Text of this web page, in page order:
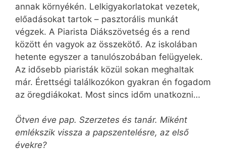
annak környékén. Lelkigyakorlatokat vezetek,
előadásokat tartok – pasztorális munkát
végzek. A Piarista Diákszövetség és a rend
között én vagyok az összekötő. Az iskolában
hetente egyszer a tanulószobában felügyelek.
Az idősebb piaristák közül sokan meghaltak
már. Érettségi találkozókon gyakran én fogadom
az öregdiákokat. Most sincs időm unatkozni…
Ötven éve pap. Szerzetes és tanár. Miként
emlékszik vissza a papszentelésre, az első
évekre?